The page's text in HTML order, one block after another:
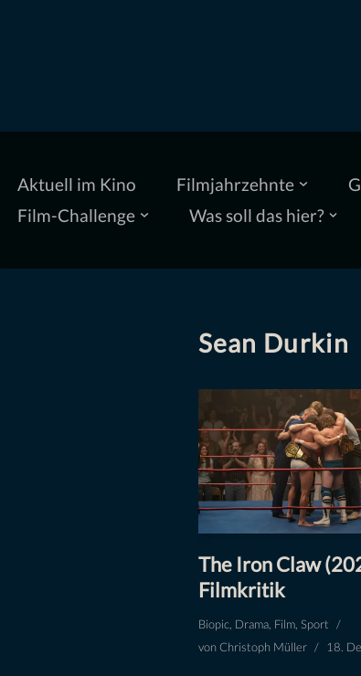
Aktuell im Kino Filmjahrzehnte
Film-Challenge
Was soll das hier?
Sean Durkin
The Iron Claw
Filmkritik
Biopic, Drama, Film, Sport
vonChristoph Müller 18.